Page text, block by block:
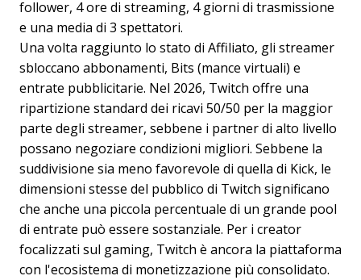
follower, 4 ore di streaming, 4 giorni di trasmissione
e una media di 3 spettatori.
Una volta raggiunto lo stato di Affiliato, gli streamer
sbloccano abbonamenti, Bits (mance virtuali) e
entrate pubblicitarie. Nel 2026, Twitch offre una
ripartizione standard dei ricavi 50/50 per la maggior
parte degli streamer, sebbene i partner di alto livello
possano negoziare condizioni migliori. Sebbene la
suddivisione sia meno favorevole di quella di Kick, le
dimensioni stesse del pubblico di Twitch significano
che anche una piccola percentuale di un grande pool
di entrate può essere sostanziale. Per i creator
focalizzati sul gaming, Twitch è ancora la piattaforma
con l'ecosistema di monetizzazione più consolidato.